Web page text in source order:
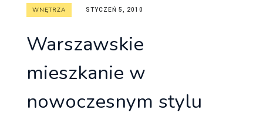
WNĘTRZA STYCZEŃ 5, 2010
Warszawskie
mieszkanie w
nowoczesnym stylu